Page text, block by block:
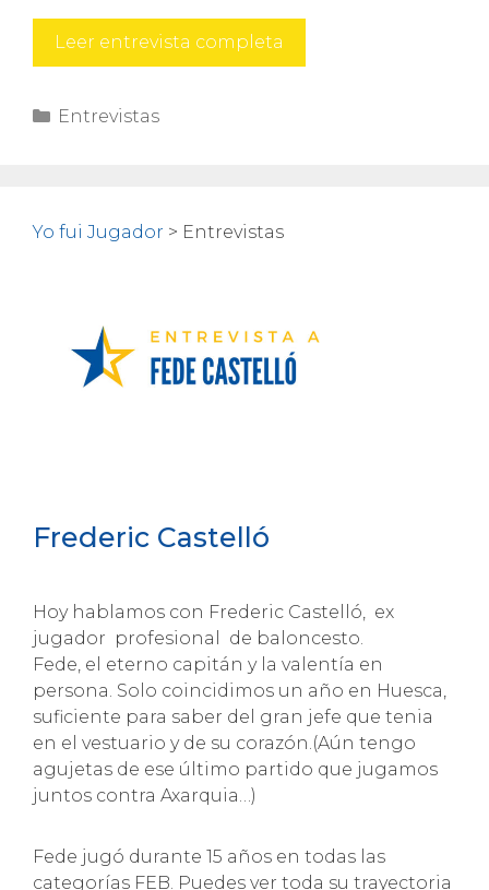
Leer entrevista completa
Moron
Categorías
Entrevistas
Yo fui Jugador > Entrevistas
Frederic Castelló
Hoy hablamos con Frederic Castelló, ex
jugador profesional de baloncesto.
Fede, el eterno capitán y la valentía en
persona. Solo coincidimos un año en Huesca,
suficiente para saber del gran jefe que tenia
en el vestuario y de su corazón.(Aún tengo
agujetas de ese último partido que jugamos
juntos contra Axarquia…)
Fede jugó durante 15 años en todas las
categorías FEB. Puedes ver toda su trayectoria